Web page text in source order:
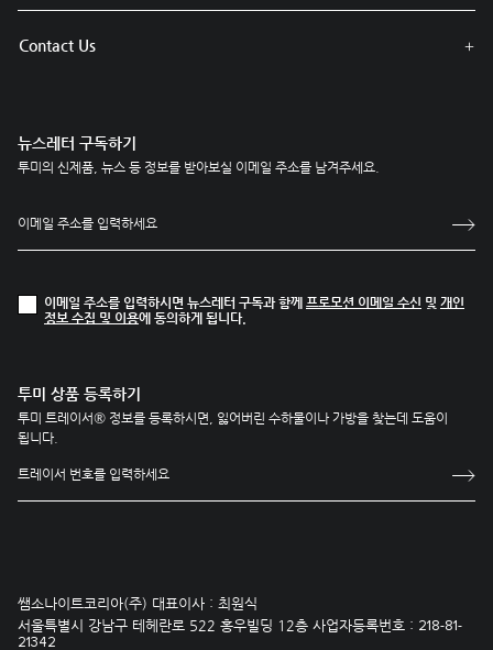
Contact Us
뉴스레터 구독하기
투미의 신제품, 뉴스 등 정보를 받아보실 이메일 주소를 남겨주세요.
이메일 주소를 입력하시면 뉴스레터 구독과 함께 프로모션 이메일 수신 및 개인
정보 수집 및 이용에 동의하게 됩니다.
투미 상품 등록하기
투미 트레이서® 정보를 등록하시면, 잃어버린 수하물이나 가방을 찾는데 도움이
됩니다.
쌤소나이트코리아(주) 대표이사 : 최원식
서울특별시 강남구 테헤란로 522 홍우빌딩 12층 사업자등록번호 : 218-81-
21342